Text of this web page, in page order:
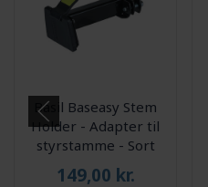
Basil Baseasy Stem
Holder - Adapter til
styrstamme - Sort
149,00 kr.